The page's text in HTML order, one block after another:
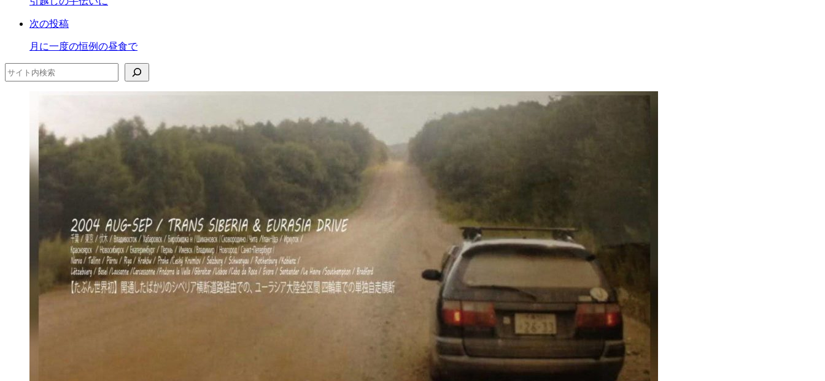
に
存
ア
次の投稿
月に一度の恒例の昼食で
検索